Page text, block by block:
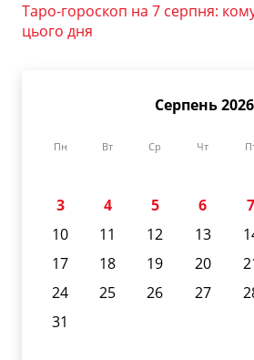
Таро-гороскоп на 7 серпня:
цього дня
Серпень 2026
Пн Вт Ср Чт
3
4 5 6 7
10
11 12 13
17
18 19 20
24
25 26 27
31